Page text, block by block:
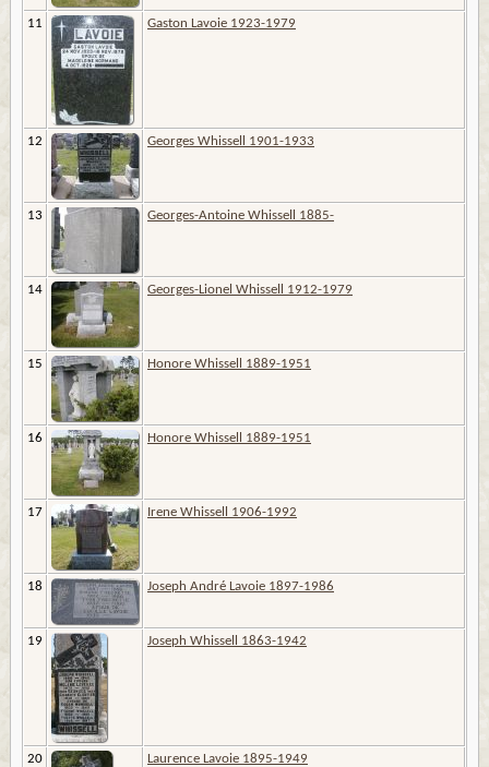
11 Gaston Lavoie 1923-1979
12 Georges Whissell 1901-1933
13 Georges-Antoine Whissell 1885-
14 Georges-Lionel Whissell 1912-1979
15 Honore Whissell 1889-1951
16 Honore Whissell 1889-1951
17 Irene Whissell 1906-1992
18 Joseph André Lavoie 1897-1986
19 Joseph Whissell 1863-1942
20 Laurence Lavoie 1895-1949